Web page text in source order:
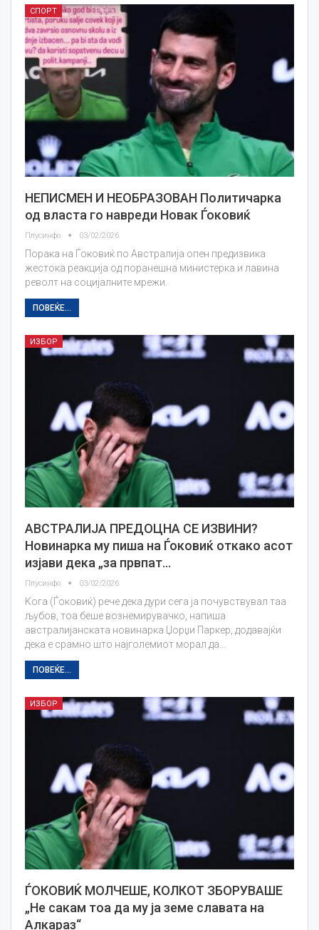
СПОРТ
НЕПИСМЕН И НЕОБРАЗОВАН Политичарка
од власта го навреди Новак Ѓоковиќ
Плусинфо 03/02/2026
Порака на Ѓоковиќ по Австралија опен предизвика
жестока реакција од поранешна министерка и лавина
револт на социјалните мрежи.
ПОВЕЌЕ...
ИЗБОР
АВСТРАЛИЈА ПРЕДОЦНА СЕ ИЗВИНИ?
Новинарка му пиша на Ѓоковиќ откако асот
изјави дека „за првпат…
Плусинфо 03/02/2026
Кога (Ѓоковиќ) рече дека дури сега ја почувствувал таа
љубов, тоа беше вознемирувачко, напиша
австралијанската новинарка Џорџи Паркер, додавајќи
дека е срамно што најголемиот морал да…
ПОВЕЌЕ...
ИЗБОР
ЃОКОВИЌ МОЛЧЕШЕ, КОЛКОТ ЗБОРУВАШЕ
„Не сакам тоа да му ја земе славата на
Алкараз“